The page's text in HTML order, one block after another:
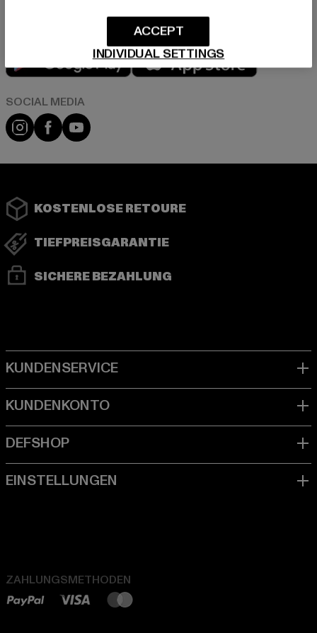
Play market
Instagram
FacebookYouTube
KOSTENLOSE RETOURE
TIEFPREISGARANTIE
SICHERE BEZAHLUNG
ZAHLUNGSMETHODEN
INDIVIDUAL SETTINGS
ACCEPT